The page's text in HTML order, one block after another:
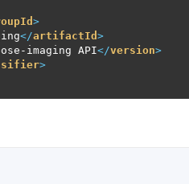
>
</artifactId >
imaging API</version>
>